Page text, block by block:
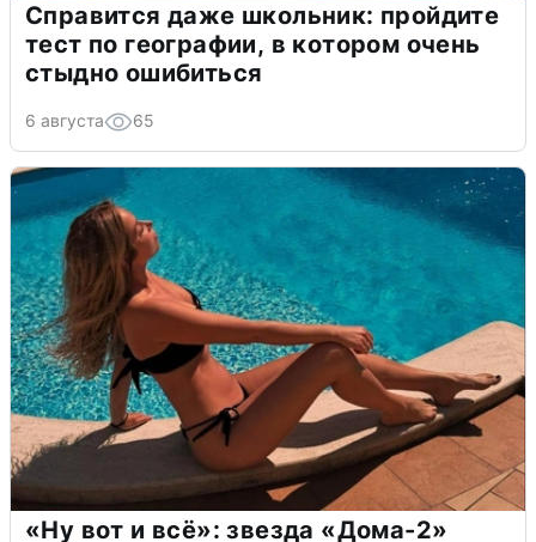
Справится даже школьник: пройдите
тест по географии, в котором очень
стыдно ошибиться
6 августа 65
«Ну вот и всё»: звезда «Дома-2»